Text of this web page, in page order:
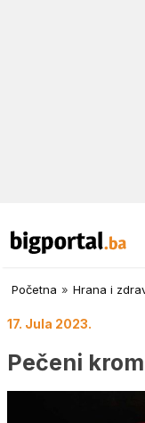
Početna » Hrana i
17. Jula 2023.
Pečeni